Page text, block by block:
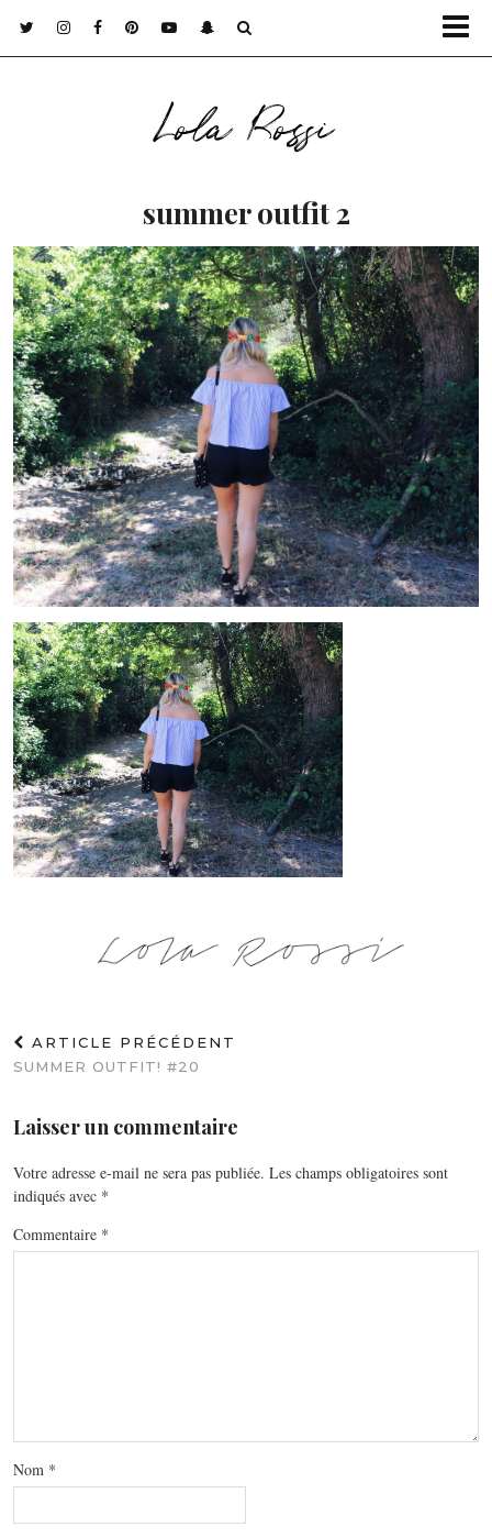
Lola Rossi
summer outfit 2
ARTICLE PRÉCÉDENT
SUMMER OUTFIT! #20
Laisser un commentaire
Votre adresse e-mail ne sera pas publiée. Les champs obligatoires sont
indiqués avec *
Commentaire *
Nom *